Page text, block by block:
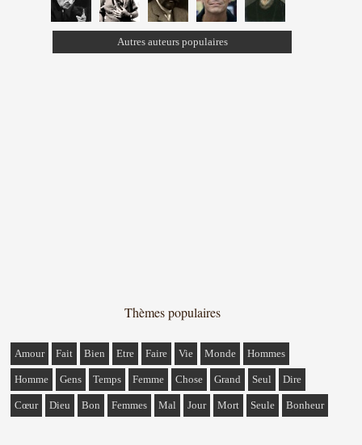
Autres auteurs populaires
Thèmes populaires
Amour Fait Bien Etre Faire Vie Monde Hommes
Homme Gens Temps Femme Chose Grand Seul Dire
Cœur Dieu Bon Femmes Mal Jour Mort Seule Bonheur